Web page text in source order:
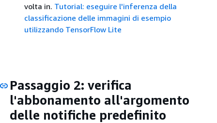
volta in. Tutorial: eseguire l'inferenza della
classificazione delle immagini di esempio
utilizzando TensorFlow Lite
Passaggio 2: verifica
l'abbonamento all'argomento
delle notifiche predefinito